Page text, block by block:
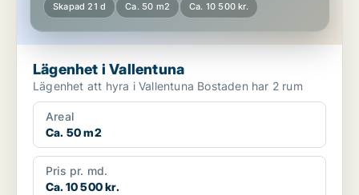
Skapad 21 d Ca. 50 m2 Ca. 10 500 kr.
Lägenhet i Vallentuna
Lägenhet att hyra i Vallentuna Bostaden har 2 rum
Areal
Ca. 50 m2
Pris pr. md.
Ca. 10 500 kr.